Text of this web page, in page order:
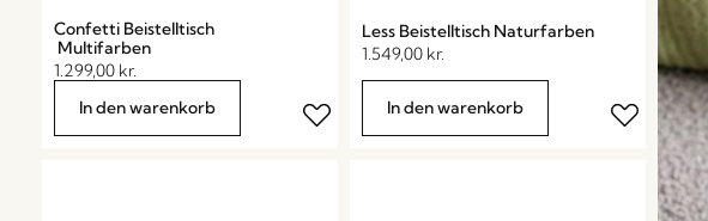
Confetti Beistelltisch
Multifarben
1.299,00 kr.
In den warenkorb
Less Beistelltisch Naturfarben
1.549,00 kr.
In den warenkorb